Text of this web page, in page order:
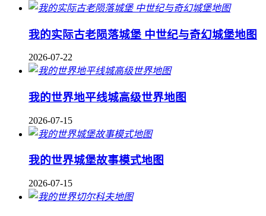
我的实际古老陨落城堡 中世纪与奇幻城堡地图
2026-07-22
我的世界地平线城高级世界地图
2026-07-15
我的世界城堡故事模式地图
2026-07-15